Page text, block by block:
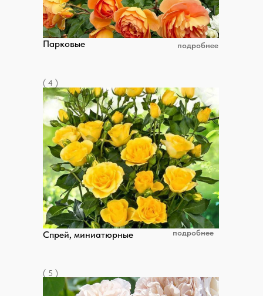
подробнее
Парковые
( 5 )
( 4 )
подробнее
Спрей, миниатюрные